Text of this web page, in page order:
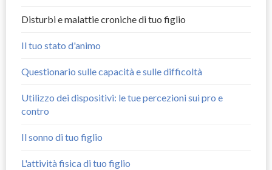
Disturbi e malattie croniche di tuo figlio
Il tuo stato d'animo
Questionario sulle capacità e sulle difficoltà
Utilizzo dei dispositivi: le tue percezioni sui pro e
contro
Il sonno di tuo figlio
L'attività fisica di tuo figlio